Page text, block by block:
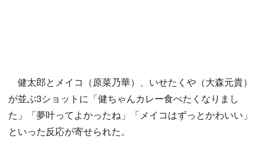
健太郎とメイコ（原菜乃華）、いせたくや（大森元貴）
が並ぶ3ショットに「健ちゃんカレー食べたくなりまし
た」「夢叶ってよかったね」「メイコはずっとかわいい」
といった反応が寄せられた。